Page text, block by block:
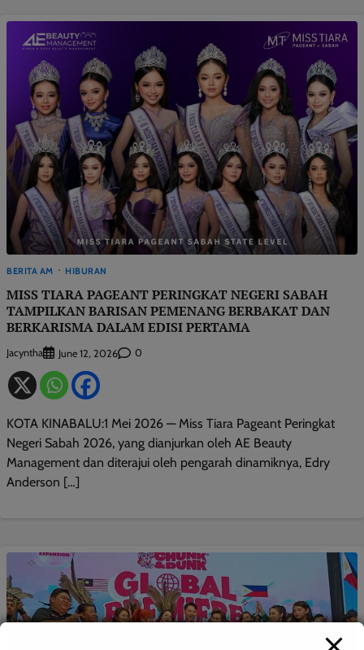
BERITA AM HIBURAN
MISS TIARA PAGEANT PERINGKAT NEGERI SABAH
TAMPILKAN BARISAN PEMENANG BERBAKAT DAN
BERKARISMA DALAM EDISI PERTAMA
Jacyntha June 12, 2026 0
KOTA KINABALU:1 Mei 2026 — Miss Tiara Pageant Peringkat
Negeri Sabah 2026, yang dianjurkan oleh AE Beauty
Management dan diterajui oleh pengarah dinamiknya, Edry
Anderson […]